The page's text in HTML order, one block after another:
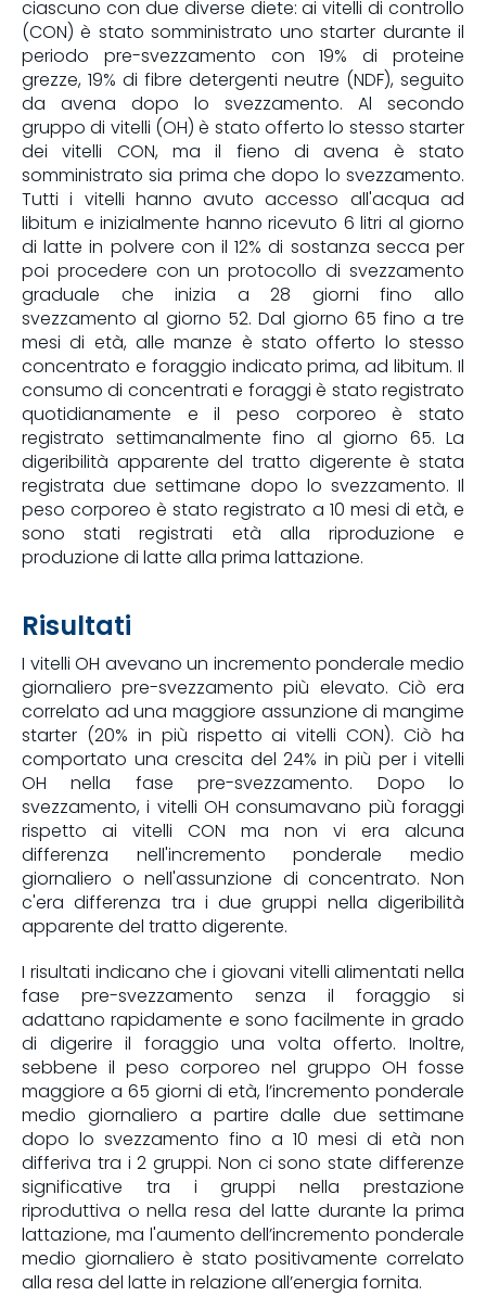
ciascuno con due diverse diete: ai vitelli di controllo
(CON) è stato somministrato uno starter durante il
periodo pre-svezzamento con 19% di proteine
grezze, 19% di fibre detergenti neutre (NDF), seguito
da avena dopo lo svezzamento. Al secondo
gruppo di vitelli (OH) è stato offerto lo stesso starter
dei vitelli CON, ma il fieno di avena è stato
somministrato sia prima che dopo lo svezzamento.
Tutti i vitelli hanno avuto accesso all'acqua ad
libitum e inizialmente hanno ricevuto 6 litri al giorno
di latte in polvere con il 12% di sostanza secca per
poi procedere con un protocollo di svezzamento
graduale che inizia a 28 giorni fino allo
svezzamento al giorno 52. Dal giorno 65 fino a tre
mesi di età, alle manze è stato offerto lo stesso
concentrato e foraggio indicato prima, ad libitum. Il
consumo di concentrati e foraggi è stato registrato
quotidianamente e il peso corporeo è stato
registrato settimanalmente fino al giorno 65. La
digeribilità apparente del tratto digerente è stata
registrata due settimane dopo lo svezzamento. Il
peso corporeo è stato registrato a 10 mesi di età, e
sono stati registrati età alla riproduzione e
produzione di latte alla prima lattazione.
Risultati
I vitelli OH avevano un incremento ponderale medio
giornaliero pre-svezzamento più elevato. Ciò era
correlato ad una maggiore assunzione di mangime
starter (20% in più rispetto ai vitelli CON). Ciò ha
comportato una crescita del 24% in più per i vitelli
OH nella fase pre-svezzamento. Dopo lo
svezzamento, i vitelli OH consumavano più foraggi
rispetto ai vitelli CON ma non vi era alcuna
differenza nell'incremento ponderale medio
giornaliero o nell'assunzione di concentrato. Non
c'era differenza tra i due gruppi nella digeribilità
apparente del tratto digerente.
I risultati indicano che i giovani vitelli alimentati nella
fase pre-svezzamento senza il foraggio si
adattano rapidamente e sono facilmente in grado
di digerire il foraggio una volta offerto. Inoltre,
sebbene il peso corporeo nel gruppo OH fosse
maggiore a 65 giorni di età, l’incremento ponderale
medio giornaliero a partire dalle due settimane
dopo lo svezzamento fino a 10 mesi di età non
differiva tra i 2 gruppi. Non ci sono state differenze
significative tra i gruppi nella prestazione
riproduttiva o nella resa del latte durante la prima
lattazione, ma l'aumento dell’incremento ponderale
medio giornaliero è stato positivamente correlato
alla resa del latte in relazione all’energia fornita.